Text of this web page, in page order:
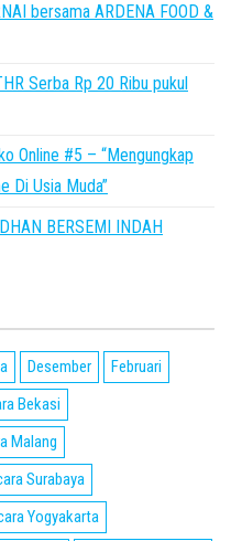
bersama ARDENA FOOD &
Serba Rp 20 Ribu pukul
Online #5 – “Mengungkap
Di Usia Muda”
BERSEMI INDAH
Desember
Februari
Bekasi
Malang
Surabaya
Yogyakarta